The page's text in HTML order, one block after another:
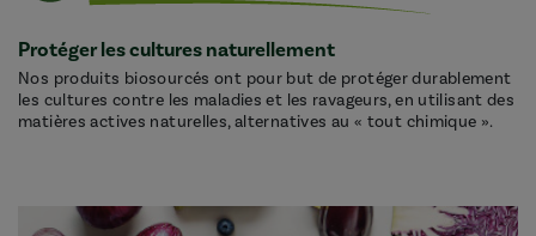
Protéger les cultures naturellement
Nos produits biosourcés ont pour but de protéger durablement
les cultures contre les maladies et les ravageurs, en utilisant des
matières actives naturelles, alternatives au « tout chimique ».